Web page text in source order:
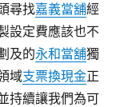
尋找嘉義當舖經
設定費應該也不
及的永和當舖獨
域支票換現金正
持續讓我們為可